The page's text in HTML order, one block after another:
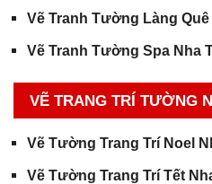
Vẽ Tranh Tường Làng Quê
Vẽ Tranh Tường Spa Nha
VẼ TRANG TRÍ TƯỜNG
Vẽ Tường Trang Trí Noel
Vẽ Tường Trang Trí Tết